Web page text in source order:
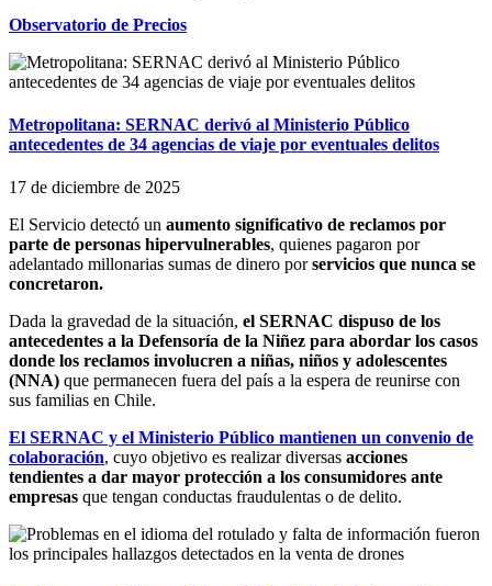
Observatorio de Precios
Metropolitana: SERNAC derivó al Ministerio Público
antecedentes de 34 agencias de viaje por eventuales delitos
17 de diciembre de 2025
El Servicio detectó un aumento significativo de reclamos por
parte de personas hipervulnerables, quienes pagaron por
adelantado millonarias sumas de dinero porservicios que nunca se
concretaron.
Dada la gravedad de la situación, el SERNAC dispuso de los
antecedentes a la Defensoría de la Niñez para abordar los casos
donde los reclamos involucren a niñas, niños y adolescentes
(NNA) que permanecen fuera del país a la espera de reunirse con
sus familias en Chile.
El SERNAC y el Ministerio Público mantienen un convenio de
colaboración, cuyo objetivo es realizar diversas acciones
tendientes a dar mayor protección a los consumidores ante
empresas que tengan conductas fraudulentas o de delito.